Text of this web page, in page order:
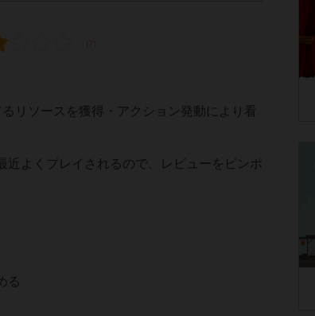
リソースを獲得・アクション発動により看
よくプレイされるので、レビューをピンポ
る